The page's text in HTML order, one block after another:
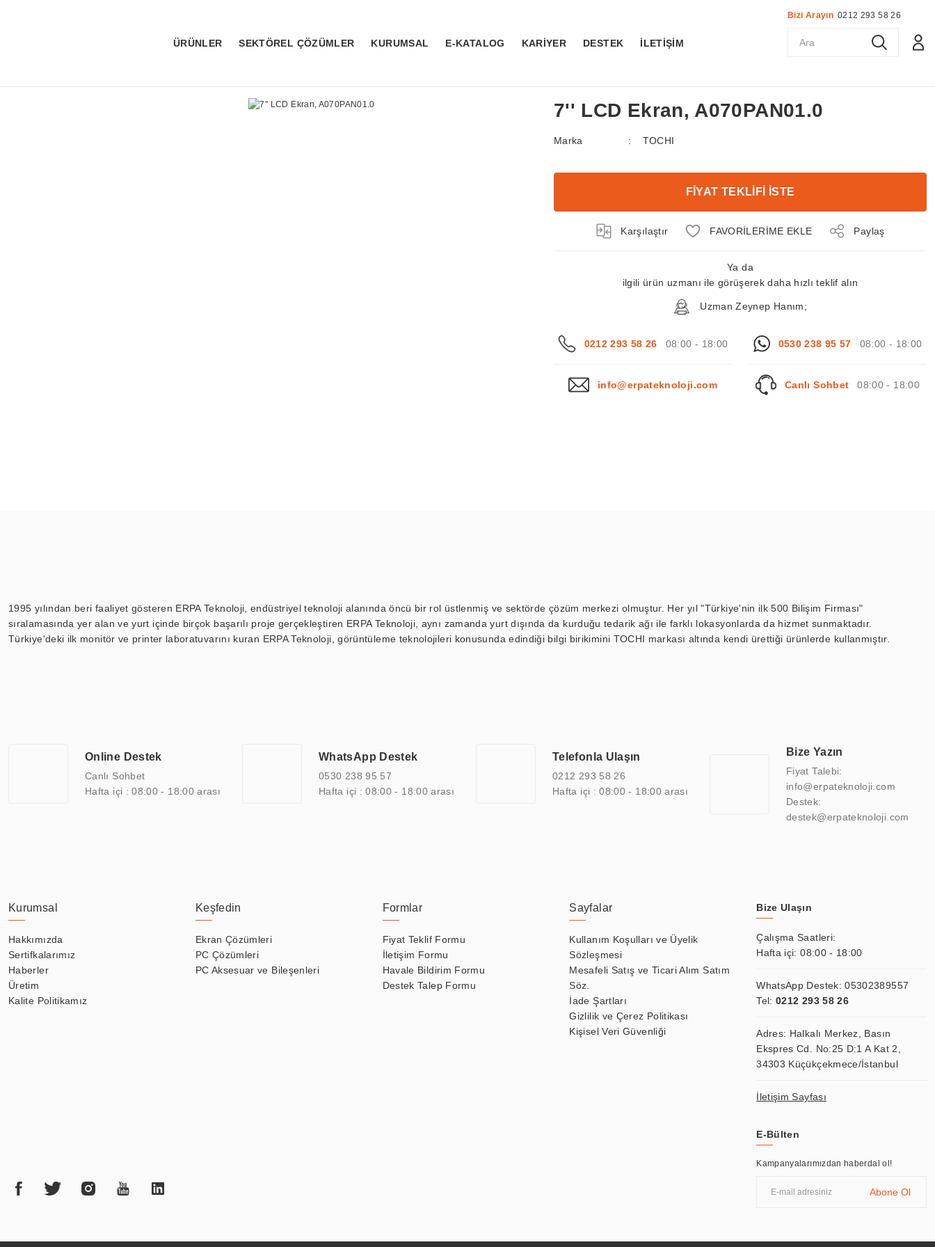
ÜRÜNLER SEKTÖREL ÇÖZÜMLER KURUMSAL E-KATALOG KARİYER DESTEK İLETİŞİM
Bizi Arayın 0212 293 58 26
7'' LCD Ekran, A070PAN01.0
Marka TOCHI
FİYAT TEKLİFİ İSTE
Karşılaştır Paylaş
Ya da
ilgili ürün uzmanı ile görüşerek daha hızlı teklif alın
Uzman Zeynep Hanım;
0212 293 58 26 08:00 - 18:00 0530 238 95 57 08:00 - 18:00
info@erpateknoloji.com Canlı Sohbet 08:00 - 18:00
1995 yılından beri faaliyet gösteren ERPA Teknoloji, endüstriyel teknoloji alanında öncü bir rol üstlenmiş ve sektörde çözüm merkezi olmuştur. Her yıl "Türkiye'nin ilk 500 Bilişim Firması"
sıralamasında yer alan ve yurt içinde birçok başarılı proje gerçekleştiren ERPA Teknoloji, aynı zamanda yurt dışında da kurduğu tedarik ağı ile farklı lokasyonlarda da hizmet sunmaktadır.
Türkiye'deki ilk monitör ve printer laboratuvarını kuran ERPA Teknoloji, görüntüleme teknolojileri konusunda edindiği bilgi birikimini TOCHI markası altında kendi ürettiği ürünlerde kullanmıştır.
arasında yer almaktadır. ERPA Teknoloji, uluslararası standartlarda kalite belgelerine ve sertifikalara sahip olup, etik değerlere bağlı bir şekilde hareket etmektedir. Kaliteli ekipmanı, uzman kadroları,
yılların getirdiği bilgi ve tecrübe ile birleştiren ERPA Teknoloji, özel çözümleri ile iş ortaklarının öne çıkmasına ve sürekli gelişimine katkı sağlamaktadır.
Online Destek
Canlı Sohbet
Hafta içi : 08:00 - 18:00 arası
WhatsApp Destek
0530 238 95 57
Hafta içi : 08:00 - 18:00 arası
Telefonla Ulaşın
0212 293 58 26
Hafta içi : 08:00 - 18:00 arası
Bize Yazın
Fiyat Talebi:
info@erpateknoloji.com
Destek:
destek@erpateknoloji.com
Kurumsal
Hakkımızda
Sertifkalarımız
Haberler
Üretim
Kalite Politikamız
Keşfedin
Ekran Çözümleri
PC Çözümleri
PC Aksesuar ve Bileşenleri
Formlar
Fiyat Teklif Formu
İletişim Formu
Havale Bildirim Formu
Destek Talep Formu
Sayfalar
Kullanım Koşulları ve Üyelik
Sözleşmesi
Mesafeli Satış ve Ticari Alım Satım
Söz.
İade Şartları
Gizlilik ve Çerez Politikası
Kişisel Veri Güvenliği
Bize Ulaşın
Çalışma Saatleri:
Hafta içi: 08:00 - 18:00
WhatsApp Destek:05302389557
Tel: 0212 293 58 26
Adres: Halkalı Merkez, Basın
Ekspres Cd. No:25 D:1 A Kat 2,
34303 Küçükçekmece/İstanbul
İletişim Sayfası
E-Bülten
Kampanyalarımızdan haberdal ol!
Abone Ol